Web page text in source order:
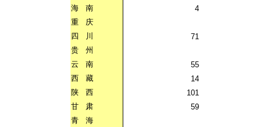
海
南
4
重
庆
四
川
71
贵
州
云
南
55
西
藏
14
陕
西
101
甘
肃
59
青
海